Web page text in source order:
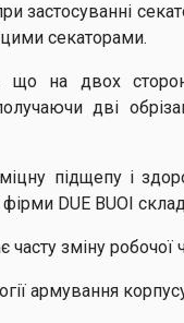
застосуванні
секаторами.
на двох
дві
підщепу і
DUE BUOI
зміну робочої
армування